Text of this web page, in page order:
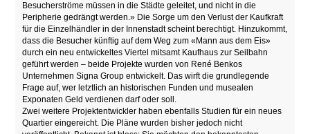
Besucherströme müssen in die Städte geleitet, und nicht in die
Peripherie gedrängt werden.» Die Sorge um den Verlust der Kaufkraft
für die Einzelhändler in der Innenstadt scheint berechtigt. Hinzukommt,
dass die Besucher künftig auf dem Weg zum «Mann aus dem Eis»
durch ein neu entwickeltes Viertel mitsamt Kaufhaus zur Seilbahn
geführt werden – beide Projekte wurden von René Benkos
Unternehmen Signa Group entwickelt. Das wirft die grundlegende
Frage auf, wer letztlich an historischen Funden und musealen
Exponaten Geld verdienen darf oder soll.
Zwei weitere Projektentwickler haben ebenfalls Studien für ein neues
Quartier eingereicht. Die Pläne wurden bisher jedoch nicht